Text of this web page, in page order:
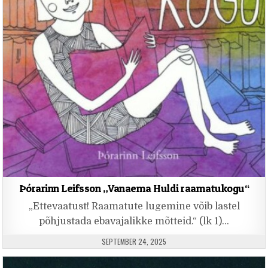
Þórarinn Leifsson „Vanaema Huldi raamatukogu“
„Ettevaatust! Raamatute lugemine võib lastel
põhjustada ebavajalikke mõtteid.“ (lk 1)…
PUBLISHED DATE:
SEPTEMBER 24, 2025